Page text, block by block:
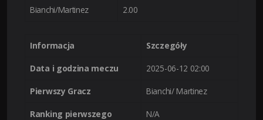
Bianchi/Martinez 2.00
Informacja Szczegóły
Data i godzina meczu 2025-06-12 02:00
Pierwszy Gracz Bianchi/ Martinez
Ranking pierwszego
N/A